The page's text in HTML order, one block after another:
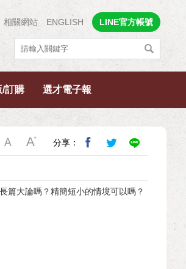
相關網站 ENGLISH LINE官方帳號
/訂購 選才電子報
分享：
篇大論嗎？精簡短小的情境可以嗎？